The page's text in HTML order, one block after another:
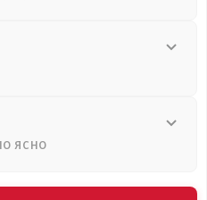
ясно